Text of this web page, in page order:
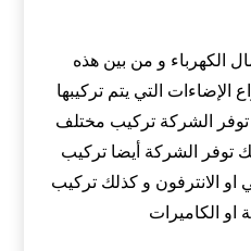
الكهرباء و من بين هذه
الإضاءات التي يتم تركيبها
الشركة تركيب مختلف
توفر الشركة أيضا تركيب
او الانترفون و كذلك تركيب
او الكاميرات